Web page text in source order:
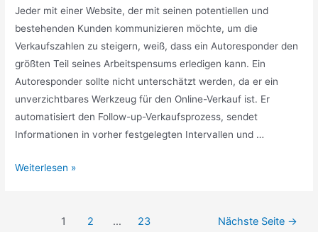
Jeder mit einer Website, der mit seinen potentiellen und
bestehenden Kunden kommunizieren möchte, um die
Verkaufszahlen zu steigern, weiß, dass ein Autoresponder den
größten Teil seines Arbeitspensums erledigen kann. Ein
Autoresponder sollte nicht unterschätzt werden, da er ein
unverzichtbares Werkzeug für den Online-Verkauf ist. Er
automatisiert den Follow-up-Verkaufsprozess, sendet
Informationen in vorher festgelegten Intervallen und …
Autoresponder
Weiterlesen »
Beitragsnavigation
1 2 … 23 Nächste Seite →